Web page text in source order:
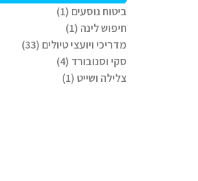
ביטוח נוסעים (1)
חיפוש לינה (1)
מדריכי ויועצי טיולים (33)
סקי וסנובורד (4)
צלילה ושייט (1)